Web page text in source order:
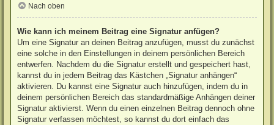
Nach oben
Wie kann ich meinem Beitrag eine Signatur anfügen?
Um eine Signatur an deinen Beitrag anzufügen, musst du zunächst
eine solche in den Einstellungen in deinem persönlichen Bereich
entwerfen. Nachdem du die Signatur erstellt und gespeichert hast,
kannst du in jedem Beitrag das Kästchen „Signatur anhängen“
aktivieren. Du kannst eine Signatur auch hinzufügen, indem du in
deinem persönlichen Bereich das standardmäßige Anhängen deiner
Signatur aktivierst. Wenn du einen einzelnen Beitrag dennoch ohne
Signatur verfassen möchtest, so kannst du dort einfach das